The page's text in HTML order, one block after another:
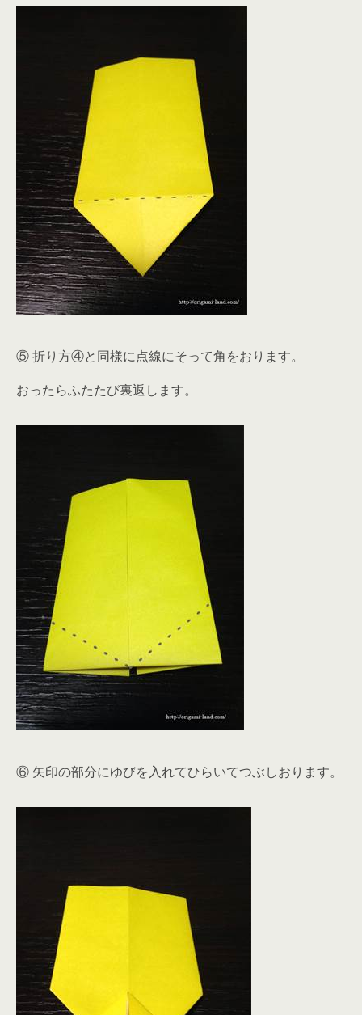
⑤ 折り方④と同様に点線にそって角をおります。
おったらふたたび裏返します。
⑥ 矢印の部分にゆびを入れてひらいてつぶしおります。